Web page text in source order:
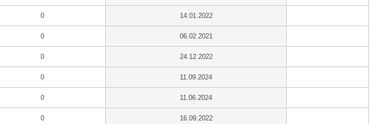
0 14.01.2022
0 06.02.2021
0 24.12.2022
0 11.09.2024
0 11.06.2024
0 16.09.2022